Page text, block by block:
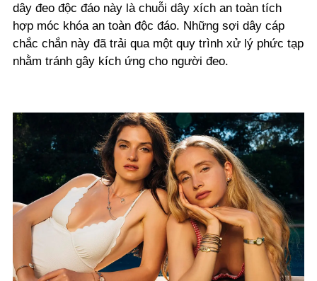
dây đeo độc đáo này là chuỗi dây xích an toàn tích
hợp móc khóa an toàn độc đáo. Những sợi dây cáp
chắc chắn này đã trải qua một quy trình xử lý phức tạp
nhằm tránh gây kích ứng cho người đeo.